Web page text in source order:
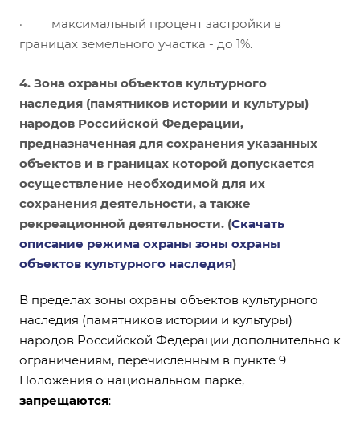
· максимальный процент застройки в
границах земельного участка - до 1%.
4. Зона охраны объектов культурного
наследия (памятников истории и культуры)
народов Российской Федерации,
предназначенная для сохранения указанных
объектов и в границах которой допускается
осуществление необходимой для их
сохранения деятельности, а также
рекреационной деятельности. (Скачать
описание режима охраны зоны охраны
объектов культурного наследия)
В пределах зоны охраны объектов культурного
наследия (памятников истории и культуры)
народов Российской Федерации дополнительно к
ограничениям, перечисленным в пункте 9
Положения о национальном парке,
запрещаются: